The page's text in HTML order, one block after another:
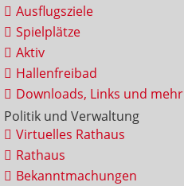
Ausflugsziele
Spielplätze
Aktiv
Hallenfreibad
Downloads, Links und mehr
Politik und Verwaltung
Virtuelles Rathaus
Rathaus
Bekanntmachungen